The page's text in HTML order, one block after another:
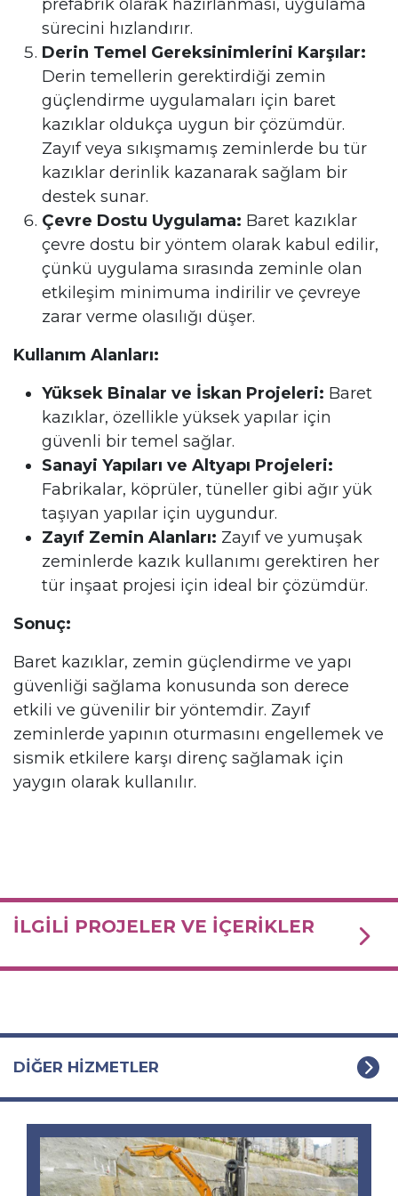
prefabrik olarak hazırlanması, uygulama
sürecini hızlandırır.
Derin Temel Gereksinimlerini Karşılar:
Derin temellerin gerektirdiği zemin
güçlendirme uygulamaları için baret
kazıklar oldukça uygun bir çözümdür.
Zayıf veya sıkışmamış zeminlerde bu tür
kazıklar derinlik kazanarak sağlam bir
destek sunar.
Çevre Dostu Uygulama: Baret kazıklar
çevre dostu bir yöntem olarak kabul edilir,
çünkü uygulama sırasında zeminle olan
etkileşim minimuma indirilir ve çevreye
zarar verme olasılığı düşer.
Kullanım Alanları:
Yüksek Binalar ve İskan Projeleri: Baret
kazıklar, özellikle yüksek yapılar için
güvenli bir temel sağlar.
Sanayi Yapıları ve Altyapı Projeleri:
Fabrikalar, köprüler, tüneller gibi ağır yük
taşıyan yapılar için uygundur.
Zayıf Zemin Alanları: Zayıf ve yumuşak
zeminlerde kazık kullanımı gerektiren her
tür inşaat projesi için ideal bir çözümdür.
Sonuç:
Baret kazıklar, zemin güçlendirme ve yapı
güvenliği sağlama konusunda son derece
etkili ve güvenilir bir yöntemdir. Zayıf
zeminlerde yapının oturmasını engellemek ve
sismik etkilere karşı direnç sağlamak için
yaygın olarak kullanılır.
İLGİLİ PROJELER VE İÇERİKLER
DİĞER HİZMETLER